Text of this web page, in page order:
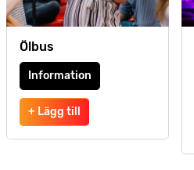
Ölbus
Information
+ Lägg till